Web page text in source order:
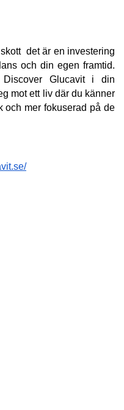
det är en investering
Glucavit i din
mot ett liv där du känner
och mer fokuserad på de